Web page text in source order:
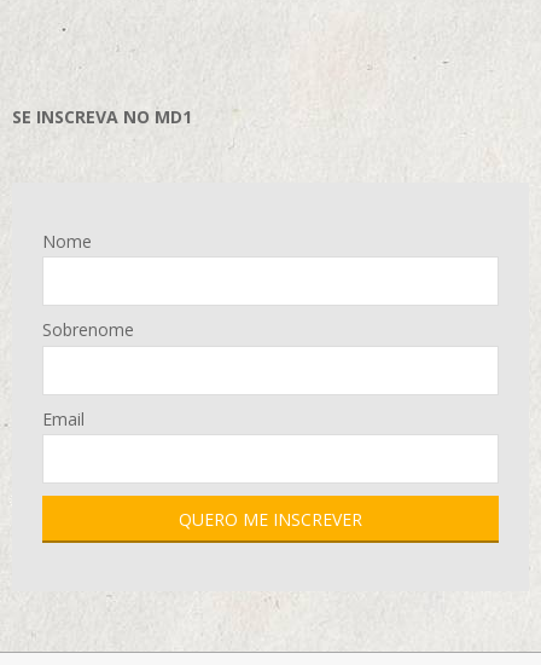
SE INSCREVA NO MD1
Nome
Sobrenome
Email